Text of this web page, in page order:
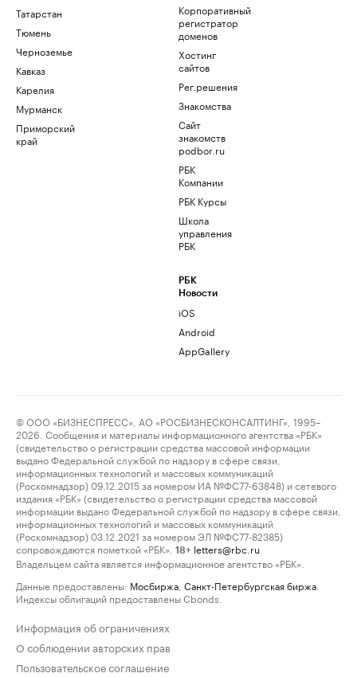
Татарстан
Тюмень
Черноземье
Кавказ
Карелия
Мурманск
Приморский
край
Корпоративный
регистратор
доменов
Хостинг
сайтов
Рег.решения
Знакомства
Сайт
знакомств
podbor.ru
РБК
Компании
РБК Курсы
Школа
управления
РБК
РБК
Новости
iOS
Android
AppGallery
© ООО «БИЗНЕСПРЕСС», АО «РОСБИЗНЕСКОНСАЛТИНГ», 1995–
2026. Сообщения и материалы информационного агентства «РБК»
(свидетельство о регистрации средства массовой информации
выдано Федеральной службой по надзору в сфере связи,
информационных технологий и массовых коммуникаций
(Роскомнадзор) 09.12.2015 за номером ИА №ФС77-63848) и сетевого
издания «РБК» (свидетельство о регистрации средства массовой
информации выдано Федеральной службой по надзору в сфере связи,
информационных технологий и массовых коммуникаций
(Роскомнадзор) 03.12.2021 за номером ЭЛ №ФС77-82385)
сопровождаются пометкой «РБК».
18+ letters@rbc.ru
Владельцем сайта является информационное агентство «РБК».
Данные предоставлены: Мосбиржа Санкт-Петербургская биржа
Индексы облигаций предоставлены Cbonds.
Информация об ограничениях
О соблюдении авторских прав
Пользовательское соглашение